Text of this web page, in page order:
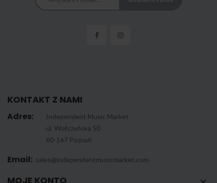
KONTAKT Z NAMI
Adres:
Independent Music Market
ul. Wołczyńska 50
60-167 Poznań
Email: sales@independentmusicmarket.com
MOJE KONTO